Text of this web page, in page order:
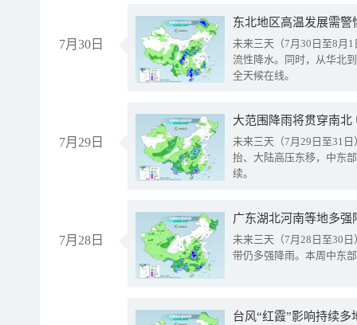
7月30日
东北地区高温发展需
未来三天（7月30日至8月
流性降水。同时，从华北
全天候在线。
7月29日
大范围降雨将贯穿南
未来三天（7月29日至31
抬、大陆高压东移，中东
续。
7月28日
广东湖北河南等地多
未来三天（7月28日至30
带仍多强降雨。本周中东
台风“红霞”影响持续